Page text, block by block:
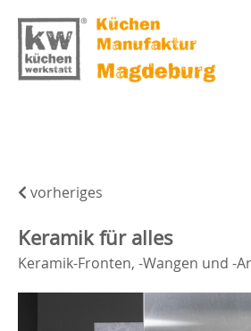
vorheriges
Keramik für alles
Keramik-Fronten, -Wangen und -